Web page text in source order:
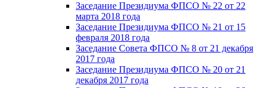
Заседание Президиума ФПСО № 22 от 22
марта 2018 года
Заседание Президиума ФПСО № 21 от 15
февраля 2018 года
Заседание Совета ФПСО № 8 от 21 декабря
2017 года
Заседание Президиума ФПСО № 20 от 21
декабря 2017 года